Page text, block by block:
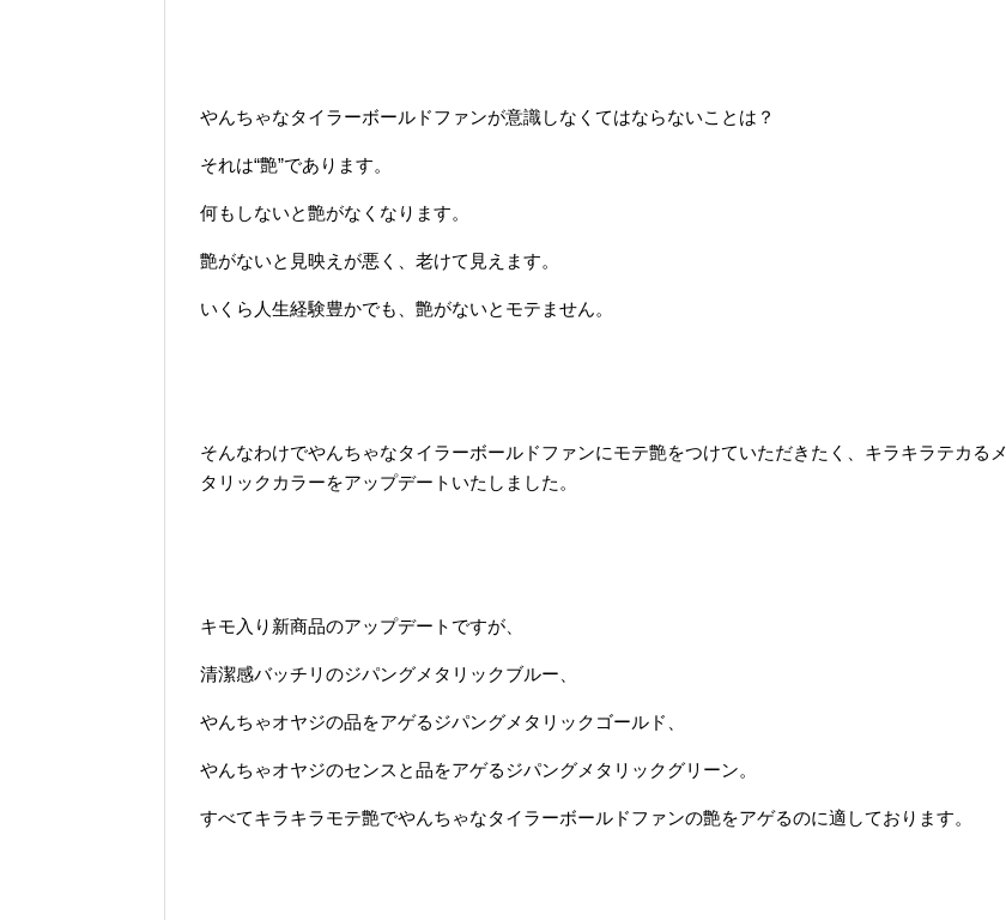
やんちゃなタイラーボールドファンが意識しなくてはならないことは？
それは“艶”であります。
何もしないと艶がなくなります。
艶がないと見映えが悪く、老けて見えます。
いくら人生経験豊かでも、艶がないとモテません。
そんなわけでやんちゃなタイラーボールドファンにモテ艶をつけていただきたく、キラキラテカるメ
タリックカラーをアップデートいたしました。
キモ入り新商品のアップデートですが、
清潔感バッチリのジパングメタリックブルー、
やんちゃオヤジの品をアゲるジパングメタリックゴールド、
やんちゃオヤジのセンスと品をアゲるジパングメタリックグリーン。
すべてキラキラモテ艶でやんちゃなタイラーボールドファンの艶をアゲるのに適しております。